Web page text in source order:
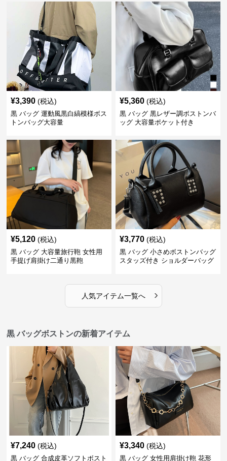
¥3,390 (税込)
黒 バッグ 運動風黒白縞模様ボス
トンバッグ大容量
¥5,360 (税込)
黒 バッグ 黒レザー調ボストンバ
ッグ 大容量ポケット付き
¥5,120 (税込)
黒 バッグ 大容量旅行鞄 女性用
手提げ肩掛け二通り黒鞄
¥3,770 (税込)
黒 バッグ 小さめボストンバッグ
スタッズ付き ショルダーバッグ
人気アイテム一覧へ ›
黒 バッグボストンの新着アイテム
¥7,240 (税込)
黒 バッグ 合成皮革ソフトボスト
¥3,340 (税込)
黒 バッグ 女性用肩掛け鞄 花形